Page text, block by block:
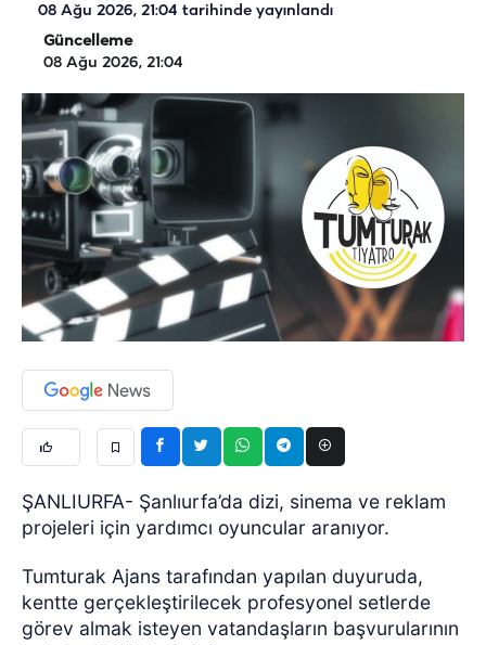
08 Ağu 2026, 21:04 tarihinde yayınlandı
Güncelleme
08 Ağu 2026, 21:04
ŞANLIURFA- Şanlıurfa’da dizi, sinema ve reklam
projeleri için yardımcı oyuncular aranıyor.
Tumturak Ajans tarafından yapılan duyuruda,
kentte gerçekleştirilecek profesyonel setlerde
görev almak isteyen vatandaşların başvurularının